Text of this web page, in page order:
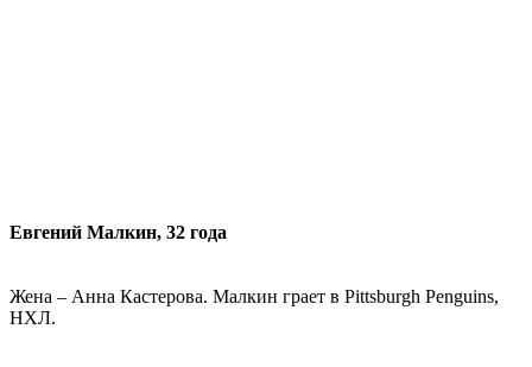
Евгений Малкин, 32 года
Жена – Анна Кастерова. Малкин грает в Pittsburgh Penguins,
НХЛ.